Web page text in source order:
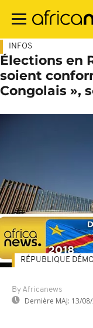
contenu
INFOS
Élections en
soient
Congolais »,
By Africanews
Dernière MAJ: 13/
RÉPUBLIQUE